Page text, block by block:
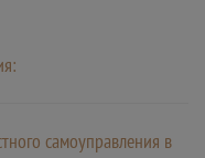
самоуправления в